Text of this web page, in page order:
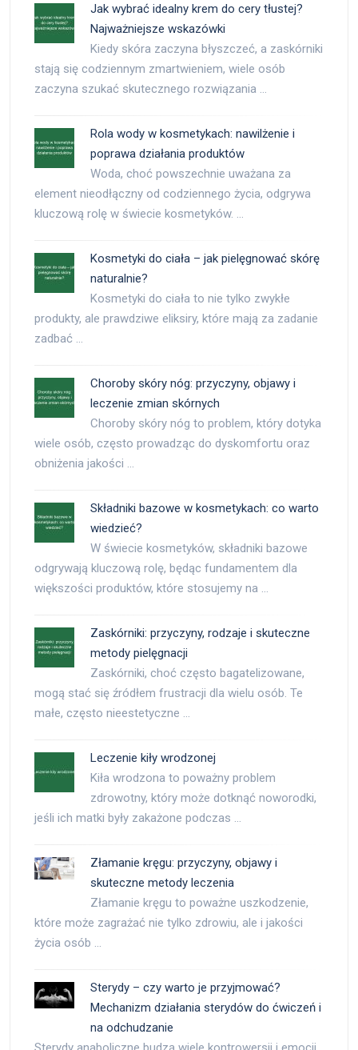
Jak wybrać idealny krem do cery tłustej?
Najważniejsze wskazówki
Kiedy skóra zaczyna błyszczeć, a zaskórniki
stają się codziennym zmartwieniem, wiele osób
zaczyna szukać skutecznego rozwiązania …
Rola wody w kosmetykach: nawilżenie i
poprawa działania produktów
Woda, choć powszechnie uważana za
element nieodłączny od codziennego życia, odgrywa
kluczową rolę w świecie kosmetyków. …
Kosmetyki do ciała – jak pielęgnować skórę
naturalnie?
Kosmetyki do ciała to nie tylko zwykłe
produkty, ale prawdziwe eliksiry, które mają za zadanie
zadbać …
Choroby skóry nóg: przyczyny, objawy i
leczenie zmian skórnych
Choroby skóry nóg to problem, który dotyka
wiele osób, często prowadząc do dyskomfortu oraz
obniżenia jakości …
Składniki bazowe w kosmetykach: co warto
wiedzieć?
W świecie kosmetyków, składniki bazowe
odgrywają kluczową rolę, będąc fundamentem dla
większości produktów, które stosujemy na …
Zaskórniki: przyczyny, rodzaje i skuteczne
metody pielęgnacji
Zaskórniki, choć często bagatelizowane,
mogą stać się źródłem frustracji dla wielu osób. Te
małe, często nieestetyczne …
Leczenie kiły wrodzonej
Kiła wrodzona to poważny problem
zdrowotny, który może dotknąć noworodki,
jeśli ich matki były zakażone podczas …
Złamanie kręgu: przyczyny, objawy i
skuteczne metody leczenia
Złamanie kręgu to poważne uszkodzenie,
które może zagrażać nie tylko zdrowiu, ale i jakości
życia osób …
Sterydy – czy warto je przyjmować?
Mechanizm działania sterydów do ćwiczeń i
na odchudzanie